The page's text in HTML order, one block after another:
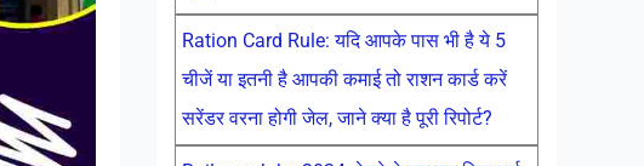
Ration Card Rule: यदि आपके पास भी है ये 5
चीजें या इतनी है आपकी कमाई तो राशन कार्ड करें
सरेंडर वरना होगी जेल, जाने क्या है पूरी रिपोर्ट?